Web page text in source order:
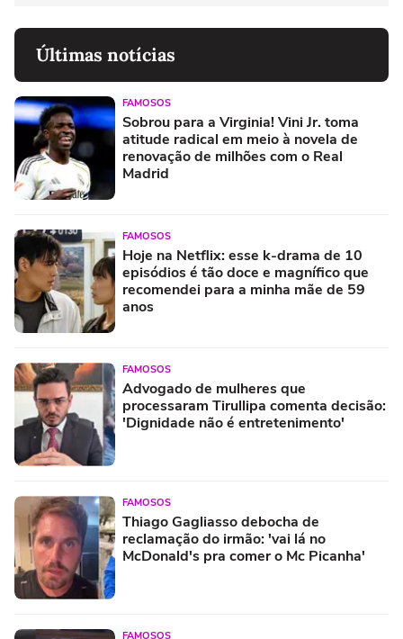
Últimas notícias
FAMOSOS
Sobrou para a Virginia! Vini Jr. toma
atitude radical em meio à novela de
renovação de milhões com o Real
Madrid
FAMOSOS
Hoje na Netflix: esse k-drama de 10
episódios é tão doce e magnífico que
recomendei para a minha mãe de 59
anos
FAMOSOS
Advogado de mulheres que
processaram Tirullipa comenta decisão:
'Dignidade não é entretenimento'
FAMOSOS
Thiago Gagliasso debocha de
reclamação do irmão: 'vai lá no
McDonald's pra comer o Mc Picanha'
FAMOSOS